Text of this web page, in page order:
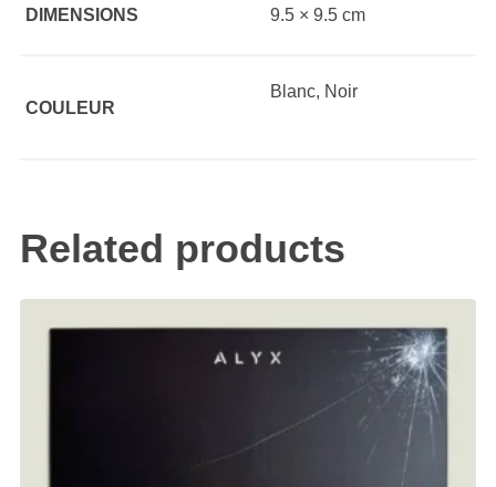
DIMENSIONS 9.5 × 9.5 cm
COULEUR
Blanc, Noir
Related products